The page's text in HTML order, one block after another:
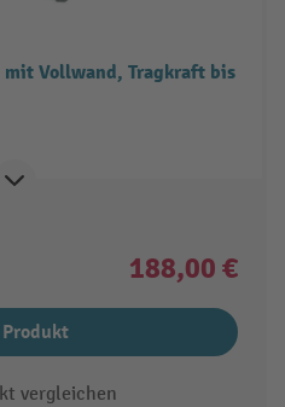
mit Vollwand, Tragkraft bis
188,00 €
vergleichen